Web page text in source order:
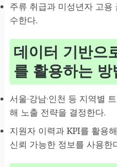
주류 취급과 미성년자 고용
수한다.
데이터 기반으
를 활용하는 방
서울·강남·인천 등 지역별
해 노출 전략을 결정한다.
지원자 이력과 KPI를 활용
신뢰 가능한 정보를 사용한